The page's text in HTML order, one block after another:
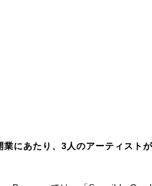
業にあたり、3人のアーティスト